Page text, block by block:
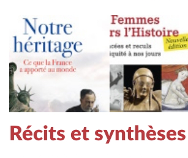
Récits et synthèses